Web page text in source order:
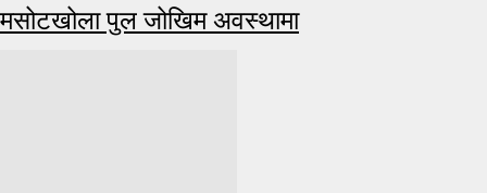
मसोटखोला पुल जोखिम अवस्थामा